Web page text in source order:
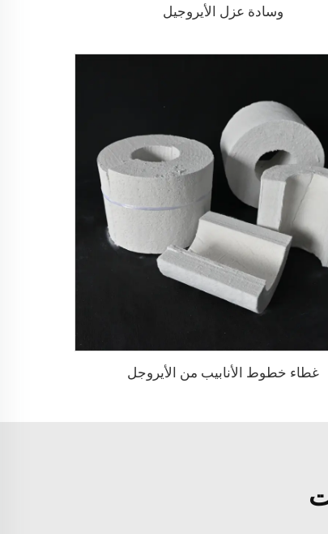
وسادة عزل الأيروجيل
غطاء خطوط الأنابيب من الأيروجل